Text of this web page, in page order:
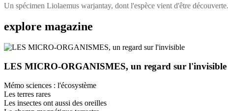
Un spécimen Liolaemus warjantay, dont l'espèce vient d'être découverte.
explore magazine
LES MICRO-ORGANISMES, un regard sur l'invisible
Mémo sciences : l'écosystème
Les terres rares
Les insectes ont aussi des oreilles